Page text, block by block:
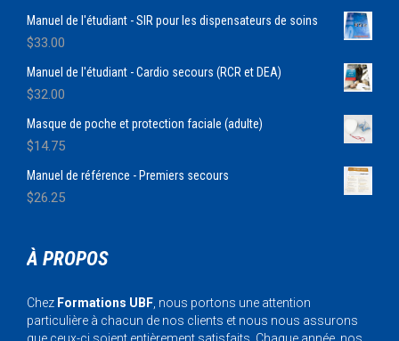
Manuel de l'étudiant - SIR pour les dispensateurs de soins
$33.00
Manuel de l'étudiant - Cardio secours (RCR et DEA)
$32.00
Masque de poche et protection faciale (adulte)
$14.75
Manuel de référence - Premiers secours
$26.25
À PROPOS
Chez Formations UBF , nous portons une attention
particulière à chacun de nos clients et nous nous assurons